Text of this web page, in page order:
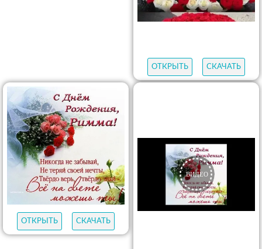
ОТКРЫТЬ СКАЧАТЬ
ОТКРЫТЬ СКАЧАТЬ